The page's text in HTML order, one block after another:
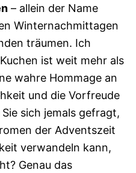
– allein der Name
Winternachmittagen
träumen. Ich
ist weit mehr als
wahre Hommage an
und die Vorfreude
sich jemals gefragt,
der Adventszeit
verwandeln kann,
Genau das